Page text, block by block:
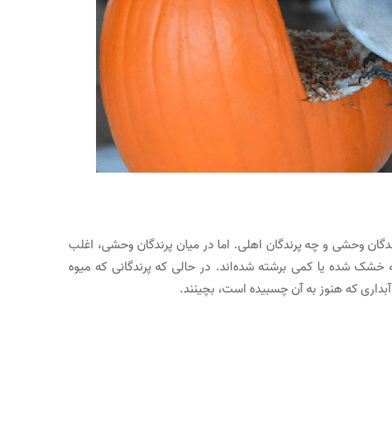
وحشی و چه پرندگان اهلی. اما در میان پرندگان وحشی، اغلب
خشک شده یا کمی برشته شده‌اند. در حالی که پرندگانی که میوه
که هنوز به آن چسبیده است، بچینند.